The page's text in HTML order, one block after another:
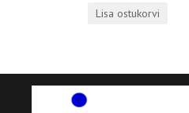
Lisa ostukorvi